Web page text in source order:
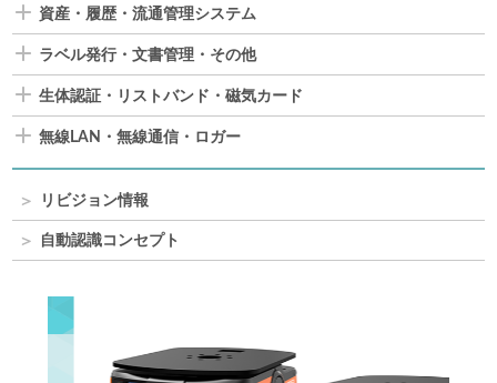
資産・履歴・流通管理システム
ラベル発行・文書管理・その他
生体認証・リストバンド・磁気カード
無線LAN・無線通信・ロガー
リビジョン情報
自動認識コンセプト